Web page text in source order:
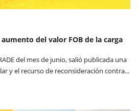
del valor FOB de la carga
del mes de junio, salió publicada una
y el recurso de reconsideración contra...